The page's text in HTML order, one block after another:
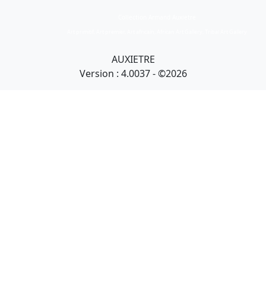
AUXIETRE
Version : 4.0037 - ©2026